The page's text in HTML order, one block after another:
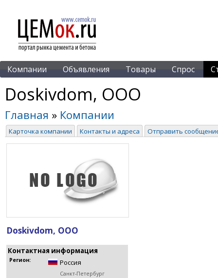
Компании Объявления Товары Спрос
Doskivdom, ООО
Главная » Компании
Карточка компании Контакты и адреса Отправить
Doskivdom, ООО
Контактная информация
Регион: Россия
Санкт-Петербург